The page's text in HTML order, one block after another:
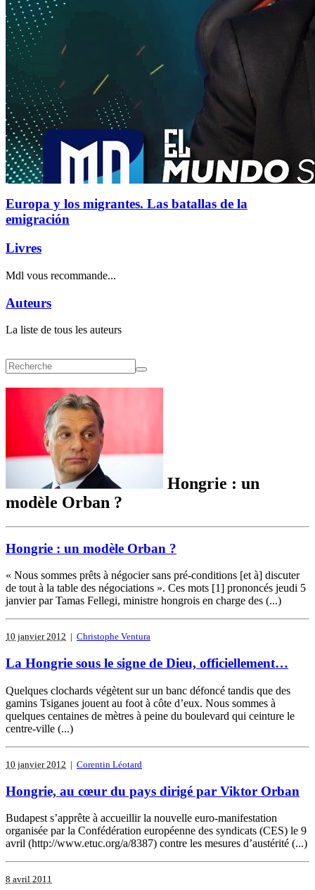
Europa y los migrantes. Las batallas de la
emigración
Livres
Mdl vous recommande...
Auteurs
La liste de tous les auteurs
Hongrie : un
modèle Orban ?
Hongrie : un modèle Orban ?
« Nous sommes prêts à négocier sans pré-conditions [et à] discuter
de tout à la table des négociations ». Ces mots [1] prononcés jeudi 5
janvier par Tamas Fellegi, ministre hongrois en charge des (...)
10 janvier 2012 | Christophe Ventura
La Hongrie sous le signe de Dieu, officiellement…
Quelques clochards végètent sur un banc défoncé tandis que des
gamins Tsiganes jouent au foot à côte d’eux. Nous sommes à
quelques centaines de mètres à peine du boulevard qui ceinture le
centre-ville (...)
10 janvier 2012 | Corentin Léotard
Hongrie, au cœur du pays dirigé par Viktor Orban
Budapest s’apprête à accueillir la nouvelle euro-manifestation
organisée par la Confédération européenne des syndicats (CES) le 9
avril (http://www.etuc.org/a/8387) contre les mesures d’austérité (...)
8 avril 2011